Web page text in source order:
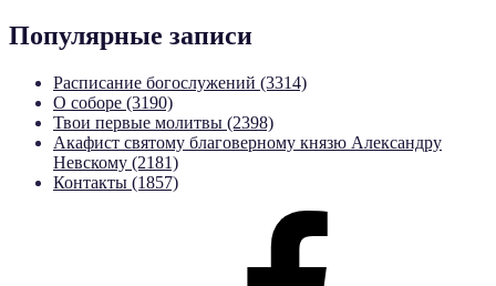
Популярные записи
Расписание богослужений (3314)
О соборе (3190)
Твои первые молитвы (2398)
Акафист святому благоверному князю Александру
Невскому (2181)
Контакты (1857)